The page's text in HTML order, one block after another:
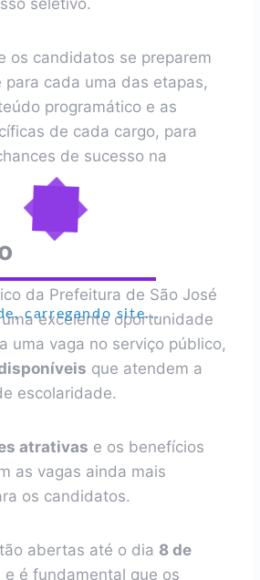
carregando site...
seletivo.
os candidatos se preparem
para cada uma das etapas,
programático e as
de cada cargo, para
de sucesso na
da Prefeitura de São José
excelente oportunidade
uma vaga no serviço público,
que atendem a
escolaridade.
atrativas e os benefícios
as vagas ainda mais
os candidatos.
abertas até o dia 8 de
e é fundamental que os